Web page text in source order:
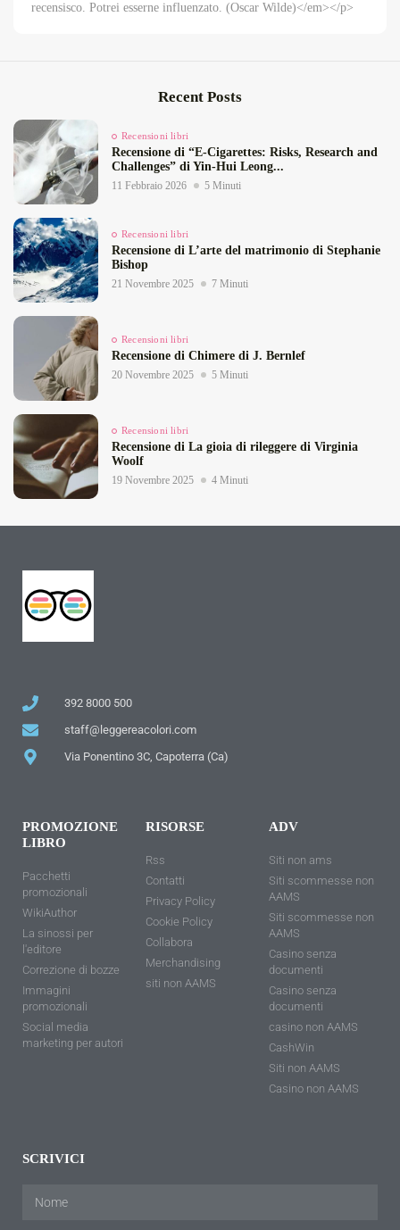
recensisco. Potrei esserne influenzato. (Oscar Wilde)</em></p>
Recent Posts
Recensioni libri
Recensione di “E‑Cigarettes: Risks, Research and
Challenges” di Yin‑Hui Leong...
11 Febbraio 2026 5 Minuti
Recensioni libri
Recensione di L’arte del matrimonio di Stephanie
Bishop
21 Novembre 2025 7 Minuti
Recensioni libri
Recensione di Chimere di J. Bernlef
20 Novembre 2025 5 Minuti
Recensioni libri
Recensione di La gioia di rileggere di Virginia
Woolf
19 Novembre 2025 4 Minuti
392 8000 500
staff@leggereacolori.com
Via Ponentino 3C, Capoterra (Ca)
PROMOZIONE
LIBRO
Pacchetti
promozionali
WikiAuthor
La sinossi per
l'editore
Correzione di bozze
Immagini
promozionali
Social media
marketing per autori
RISORSE
Rss
Contatti
Privacy Policy
Cookie Policy
Collabora
Merchandising
siti non AAMS
ADV
Siti non ams
Siti scommesse non
AAMS
Siti scommesse non
AAMS
Casino senza
documenti
Casino senza
documenti
casino non AAMS
CashWin
Siti non AAMS
Casino non AAMS
SCRIVICI